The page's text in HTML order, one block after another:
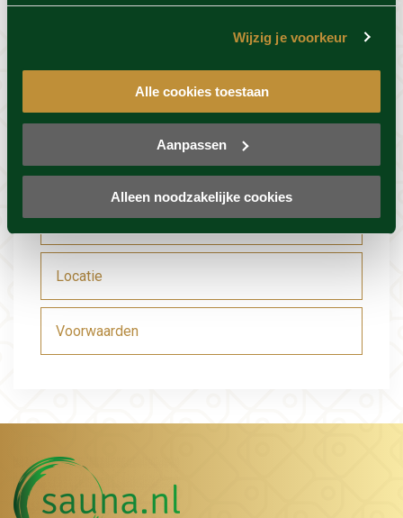
Wijzig je voorkeur
Alle cookies toestaan
Aanpassen
Alleen noodzakelijke cookies
Uyuni op basis van beschikbaarheid, de set
ontvang je bij vertrek. Op=op.
TREATMENTS® Shampoo en conditioner set
Resort info
Foto's
Locatie
Voorwaarden